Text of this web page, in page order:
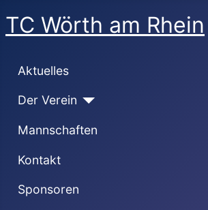
TC Wörth am Rhein
Aktuelles
Der Verein
Mannschaften
Kontakt
Sponsoren